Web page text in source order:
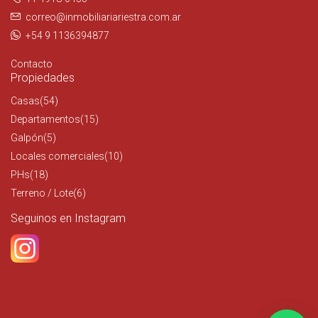
correo@inmobiliariariestra.com.ar
+54 9 1136394877
Contacto
Propiedades
Casas(54)
Departamentos(15)
Galpón(5)
Locales comerciales(10)
PHs(18)
Terreno / Lote(6)
Seguinos en Instagram